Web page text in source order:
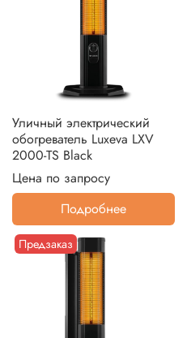
Уличный электрический
обогреватель Luxeva LXV
2000-TS Black
Цена по запросу
Подробнее
Предзаказ